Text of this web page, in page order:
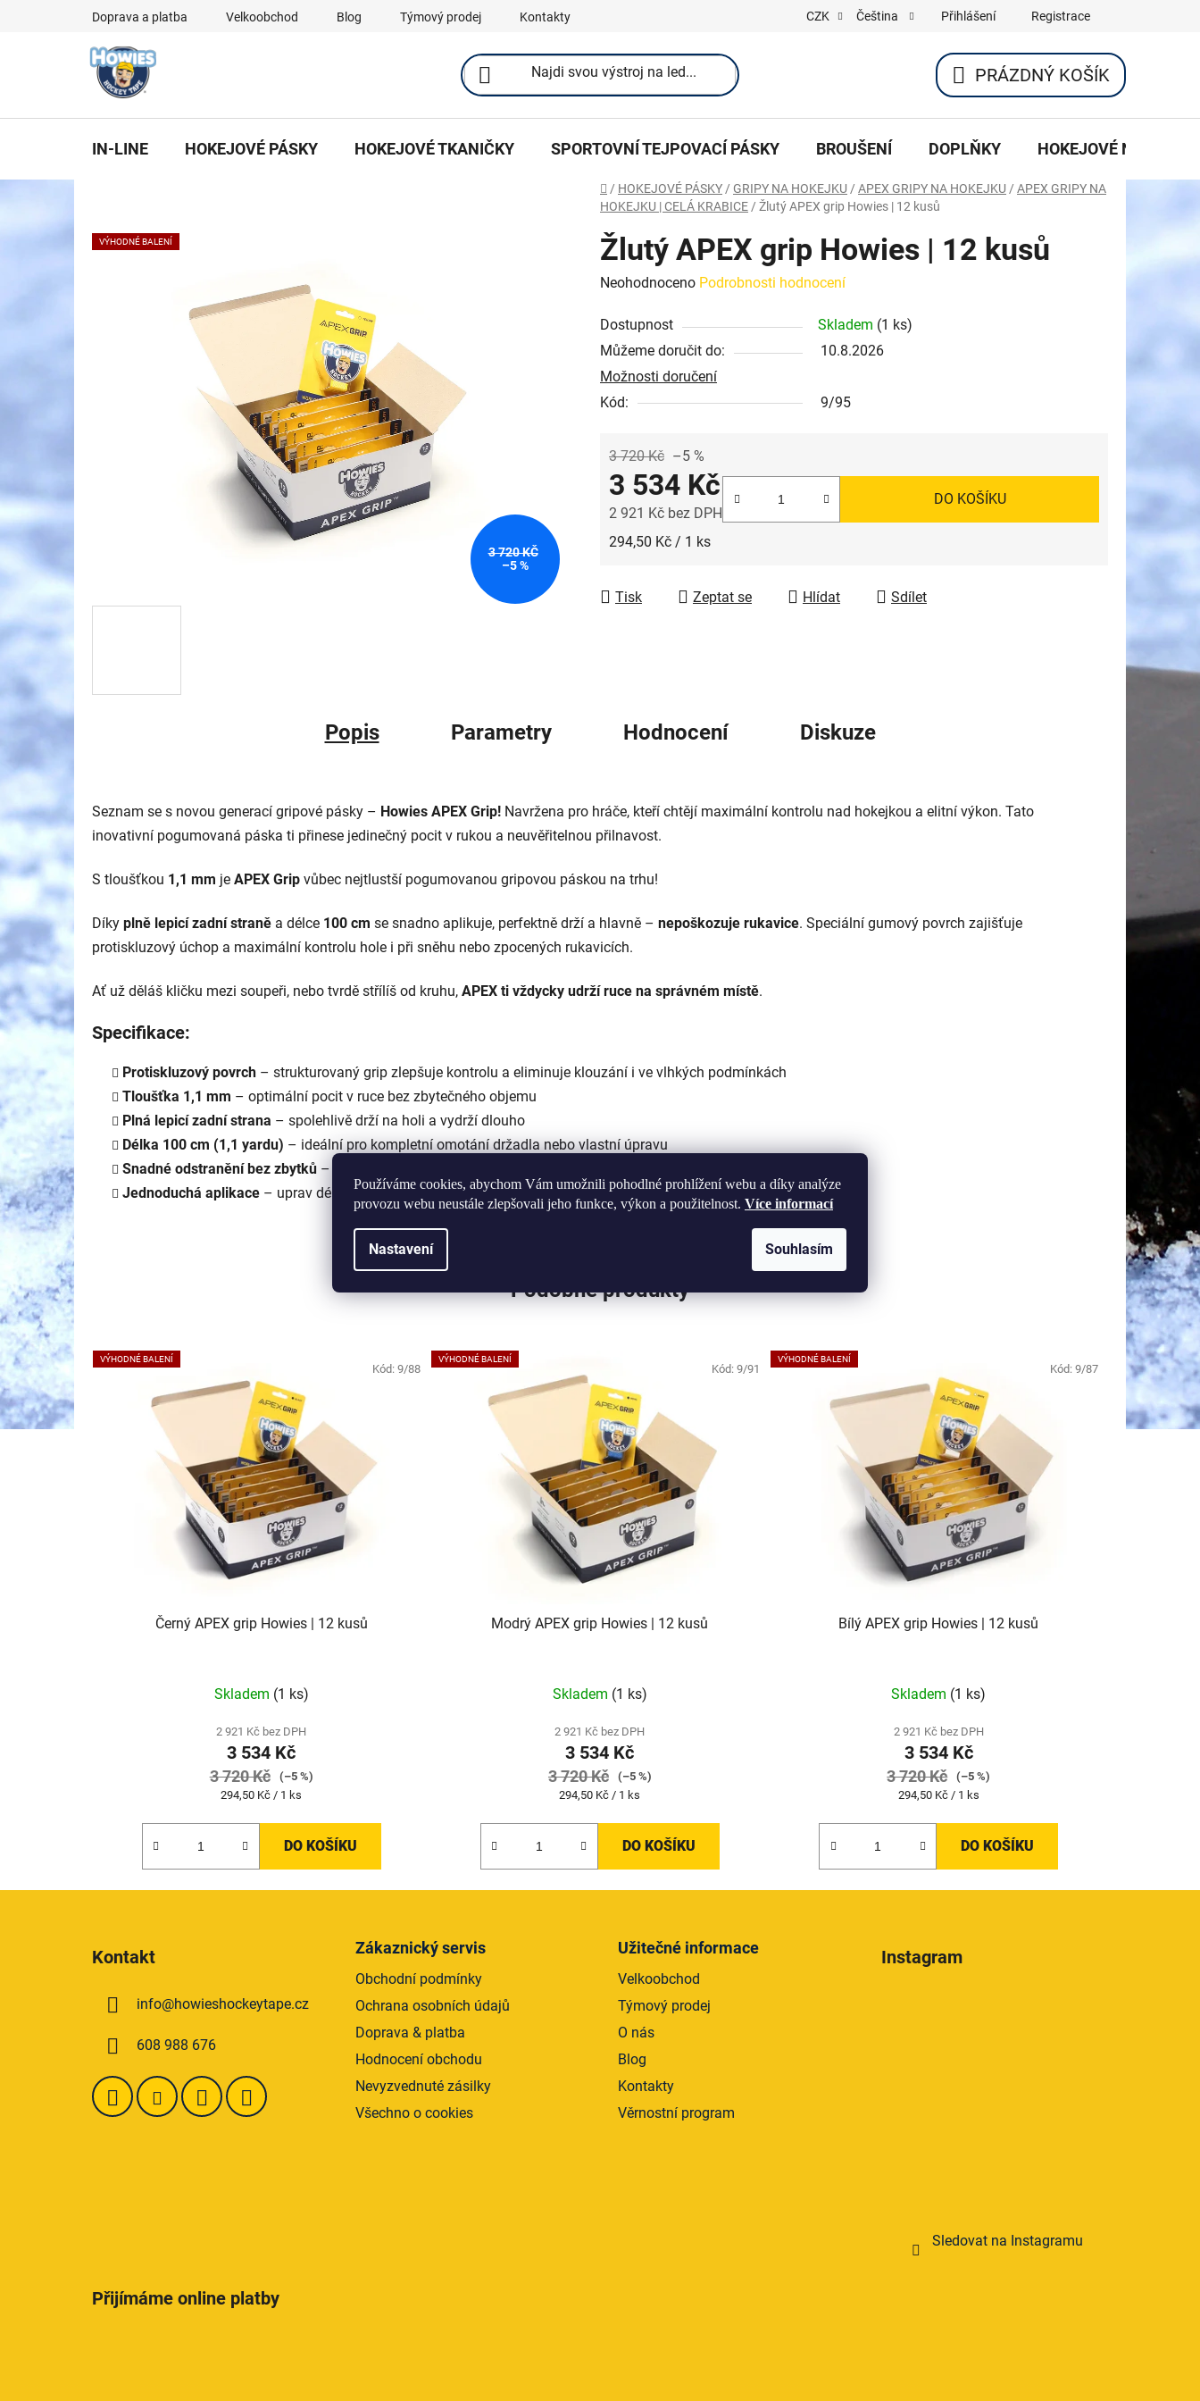
Používáme cookies, abychom Vám umožnili pohodlné prohlížení webu a díky analýze
provozu webu neustále zlepšovali jeho funkce, výkon a použitelnost. Více informací
Nastavení Souhlasím
Doprava a platba Velkoobchod Blog Týmový prodej Kontakty CZK Čeština Přihlášení Registrace
NÁKUPNÍ
KOŠÍK
PRÁZDNÝ KOŠÍK
IN-LINE HOKEJOVÉ PÁSKY HOKEJOVÉ TKANIČKY SPORTOVNÍ TEJPOVACÍ PÁSKY BROUŠENÍ DOPLŇKY HOKEJOVÉ NOŽE
Domů
/ HOKEJOVÉ PÁSKY / GRIPY NA HOKEJKU / APEX GRIPY NA HOKEJKU / APEX GRIPY NA
HOKEJKU | CELÁ KRABICE / Žlutý APEX grip Howies | 12 kusů
Žlutý APEX grip Howies | 12 kusů
Průměrné
produktu
je
0,0
z
hvězdiček.
Neohodnoceno Podrobnosti hodnocení
Dostupnost Skladem (1 ks)
Můžeme doručit do:
10.8.2026
Možnosti doručení
Kód:
9/95
3 720 Kč –5 %
3 534 Kč
2 921 Kč bez DPH
Měrná cena:
294,50 Kč / 1 ks
DO KOŠÍKU
Tisk Zeptat se Hlídat Sdílet
VÝHODNÉ BALENÍ
3 720 KČ
–5 %
Popis Parametry Hodnocení Diskuze
Seznam se s novou generací gripové pásky – Howies APEX Grip! Navržena pro hráče, kteří chtějí maximální kontrolu nad hokejkou a elitní výkon. Tato
inovativní pogumovaná páska ti přinese jedinečný pocit v rukou a neuvěřitelnou přilnavost.
S tloušťkou 1,1 mm je APEX Grip vůbec nejtlustší pogumovanou gripovou páskou na trhu!
Díky plně lepicí zadní straně a délce 100 cm se snadno aplikuje, perfektně drží a hlavně – nepoškozuje rukavice. Speciální gumový povrch zajišťuje
protiskluzový úchop a maximální kontrolu hole i při sněhu nebo zpocených rukavicích.
Ať už děláš kličku mezi soupeři, nebo tvrdě střílíš od kruhu, APEX ti vždycky udrží ruce na správném místě.
Specifikace:
Protiskluzový povrch – strukturovaný grip zlepšuje kontrolu a eliminuje klouzání i ve vlhkých podmínkách
Tloušťka 1,1 mm – optimální pocit v ruce bez zbytečného objemu
Plná lepicí zadní strana – spolehlivě drží na holi a vydrží dlouho
Délka 100 cm (1,1 yardu) – ideální pro kompletní omotání držadla nebo vlastní úpravu
Snadné odstranění bez zbytků – při výměně pásku jednoduše sloupneš
Jednoduchá aplikace – uprav délku nebo tvar podle potřeby nůžkami či nožem
Podobné produkty
VÝHODNÉ BALENÍ
Černý APEX grip Howies | 12 kusů
Skladem (1 ks)
2 921 Kč bez DPH
3 534 Kč
3 720 Kč
(–5 %)
Měrná
294,50 Kč / 1 ks
DO KOŠÍKU
Kód:9/88
VÝHODNÉ BALENÍ
Modrý APEX grip Howies | 12 kusů
Skladem (1 ks)
2 921 Kč bez DPH
3 534 Kč
3 720 Kč
(–5 %)
Měrná
294,50 Kč / 1 ks
DO KOŠÍKU
Kód: 9/91
VÝHODNÉ BALENÍ
Bílý APEX grip Howies | 12 kusů
Skladem (1 ks)
2 921 Kč bez DPH
3 534 Kč
3 720 Kč
(–5 %)
Měrná
294,50 Kč / 1 ks
DO KOŠÍKU
Kód: 9/87
Kontakt
info@howieshockeytape.cz
608 988 676
Zákaznický servis
Obchodní podmínky
Ochrana osobních údajů
Doprava & platba
Hodnocení obchodu
Nevyzvednuté zásilky
Všechno o cookies
Užitečné informace
Velkoobchod
Týmový prodej
O nás
Blog
Kontakty
Věrnostní program
Instagram
Sledovat na Instagramu
Přijímáme online platby